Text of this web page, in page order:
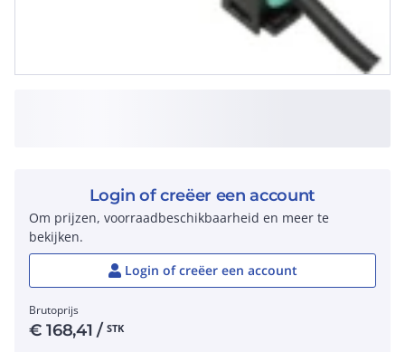
Login of creëer een account
Om prijzen, voorraadbeschikbaarheid en meer te
bekijken.
Login of creëer een account
Brutoprijs
€168,41 / STK